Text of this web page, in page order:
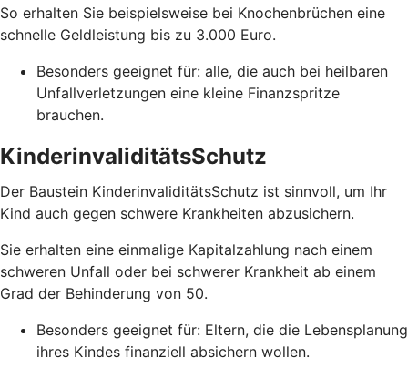
So erhalten Sie beispielsweise bei Knochenbrüchen eine
schnelle Geldleistung bis zu 3.000 Euro.
Besonders geeignet für: alle, die auch bei heilbaren
Unfallverletzungen eine kleine Finanzspritze
brauchen.
KinderinvaliditätsSchutz
Der Baustein KinderinvaliditätsSchutz ist sinnvoll, um Ihr
Kind auch gegen schwere Krankheiten abzusichern.
Sie erhalten eine einmalige Kapitalzahlung nach einem
schweren Unfall oder bei schwerer Krankheit ab einem
Grad der Behinderung von 50.
Besonders geeignet für: Eltern, die die Lebensplanung
ihres Kindes finanziell absichern wollen.